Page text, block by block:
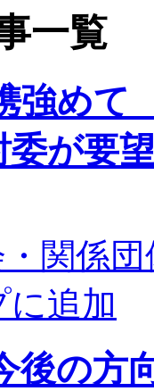
一覧
強め
が要
関係団
追加
後の